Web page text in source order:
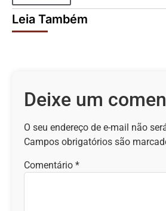
Leia Também
Deixe um
O seu endereço de e-mail não
Campos obrigatórios são
Comentário *